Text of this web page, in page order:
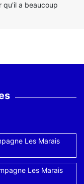
qu'il a beaucoup
Les Marais
Les Marais